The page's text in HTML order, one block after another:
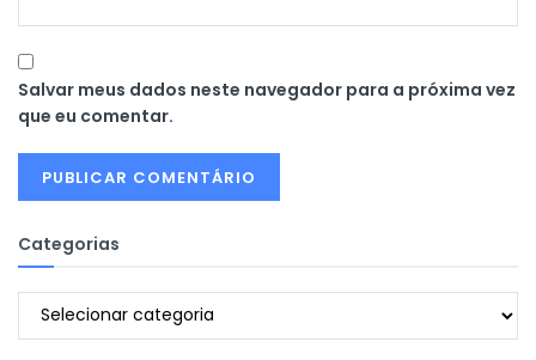
Salvar meus dados neste navegador para a próxima vez
que eu comentar.
Categorias
Categorias